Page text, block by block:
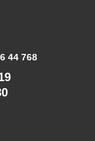
44 768